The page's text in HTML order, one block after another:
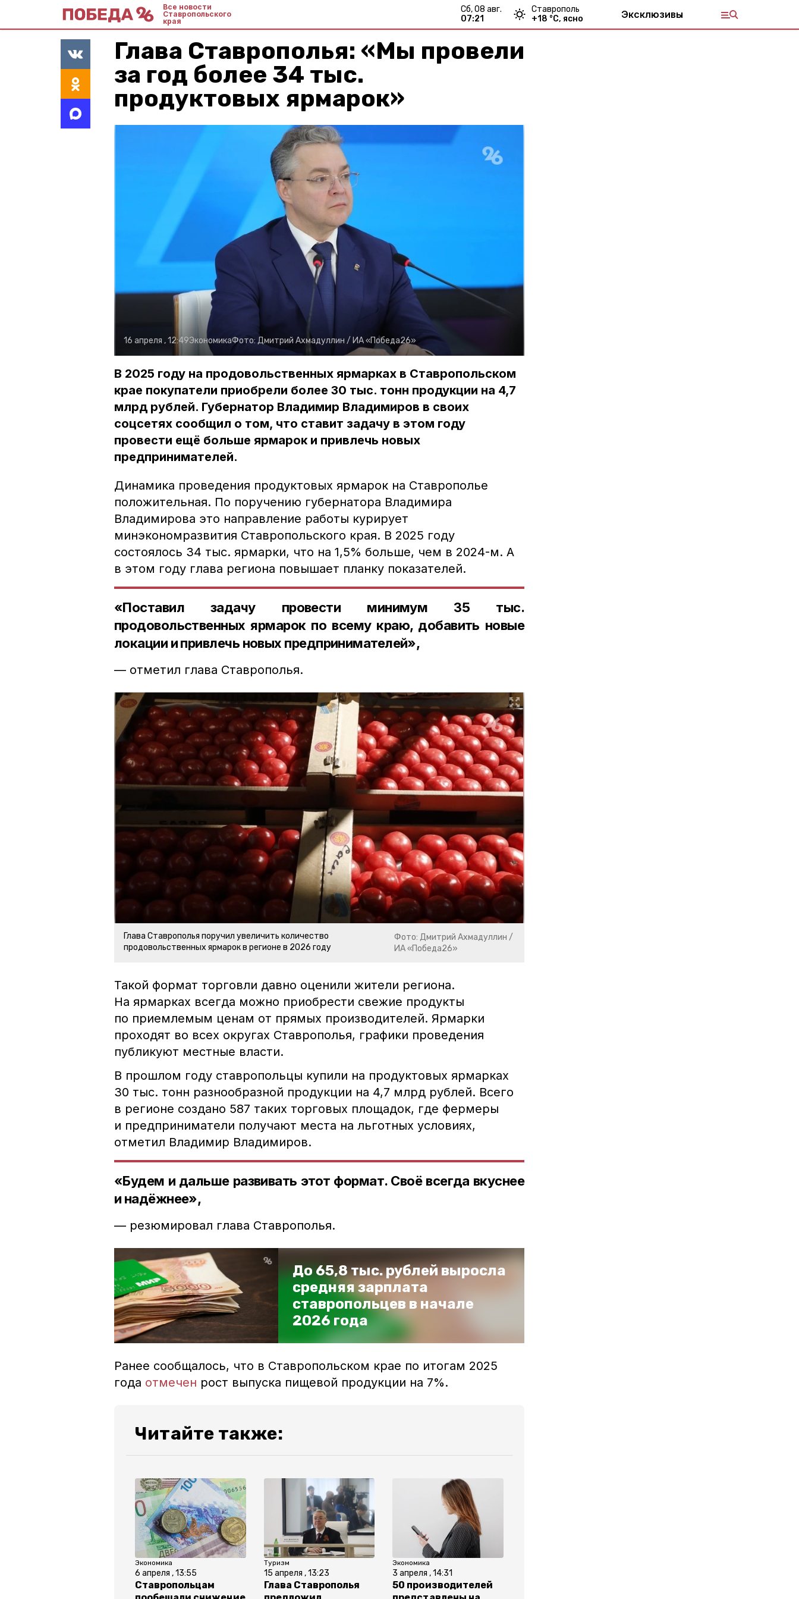
Все новости
Ставропольского
края
сб, 08 авг.
07:21
Ставрополь
+18 °С, ясно Эксклюзивы
Глава Ставрополья: «Мы провели
за год более 34 тыс.
продуктовых ярмарок»
16 апреля , 12:49ЭкономикаФото:Дмитрий Ахмадуллин / ИА «Победа26»
В 2025 году на продовольственных ярмарках в Ставропольском
крае покупатели приобрели более 30 тыс. тонн продукции на 4,7
млрд рублей. Губернатор Владимир Владимиров в своих
соцсетях сообщил о том, что ставит задачу в этом году
провести ещё больше ярмарок и привлечь новых
предпринимателей.
Динамика проведения продуктовых ярмарок на Ставрополье
положительная. По поручению губернатора Владимира
Владимирова это направление работы курирует
минэкономразвития Ставропольского края. В 2025 году
состоялось 34 тыс. ярмарки, что на 1,5% больше, чем в 2024-м. А
в этом году глава региона повышает планку показателей.
«Поставил задачу провести минимум 35 тыс.
продовольственных ярмарок по всему краю, добавить новые
локации и привлечь новых предпринимателей»,
— отметил глава Ставрополья.
Глава Ставрополья поручил увеличить количество
продовольственных ярмарок в регионе в 2026 году
Фото: Дмитрий Ахмадуллин /
ИА «Победа26»
Такой формат торговли давно оценили жители региона.
На ярмарках всегда можно приобрести свежие продукты
по приемлемым ценам от прямых производителей. Ярмарки
проходят во всех округах Ставрополья, графики проведения
публикуют местные власти.
В прошлом году ставропольцы купили на продуктовых ярмарках
30 тыс. тонн разнообразной продукции на 4,7 млрд рублей. Всего
в регионе создано 587 таких торговых площадок, где фермеры
и предприниматели получают места на льготных условиях,
отметил Владимир Владимиров.
«Будем и дальше развивать этот формат. Своё всегда вкуснее
и надёжнее»,
— резюмировал глава Ставрополья.
До 65,8 тыс. рублей выросла
средняя зарплата
ставропольцев в начале
2026 года
Ранее сообщалось, что в Ставропольском крае по итогам 2025
года отмечен рост выпуска пищевой продукции на 7%.
Читайте также:
Экономика
6 апреля , 13:55
Ставропольцам
Туризм
15 апреля , 13:23
Глава Ставрополья
Экономика
3 апреля , 14:31
50 производителей